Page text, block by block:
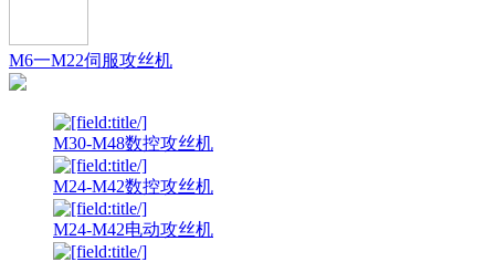
M6一M22伺服攻丝机
M30-M48数控攻丝机
M24-M42数控攻丝机
M24-M42电动攻丝机